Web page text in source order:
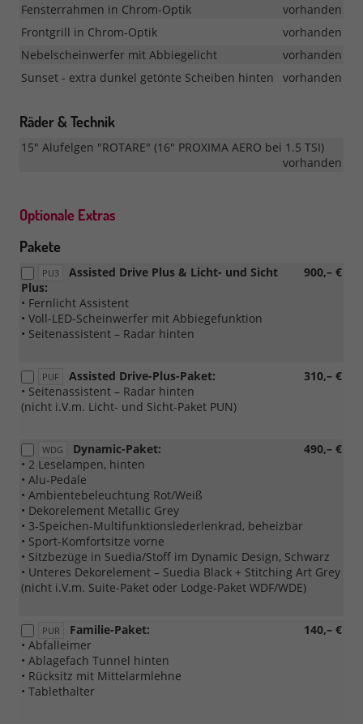
Fensterrahmen in Chrom-Optik
vorhanden
Frontgrill in Chrom-Optik
vorhanden
Nebelscheinwerfer mit Abbiegelicht
vorhanden
Sunset - extra dunkel getönte Scheiben hinten
vorhanden
Räder & Technik
15" Alufelgen "ROTARE" (16" PROXIMA AERO bei 1.5 TSI)
vorhanden
Optionale Extras
Pakete
PU3 900,– €
Assisted Drive Plus & Licht- und Sicht
Plus:
• Fernlicht Assistent
• Voll-LED-Scheinwerfer mit Abbiegefunktion
• Seitenassistent – Radar hinten
PUF 310,– €
Assisted Drive-Plus-Paket:
• Seitenassistent – Radar hinten
(nicht i.V.m. Licht- und Sicht-Paket PUN)
WDG 490,– €
Dynamic-Paket:
• 2 Leselampen, hinten
• Alu-Pedale
• Ambientebeleuchtung Rot/Weiß
• Dekorelement Metallic Grey
• 3-Speichen-Multifunktionslederlenkrad, beheizbar
• Sport-Komfortsitze vorne
• Sitzbezüge in Suedia/Stoff im Dynamic Design, Schwarz
• Unteres Dekorelement – Suedia Black + Stitching Art Grey
(nicht i.V.m. Suite-Paket oder Lodge-Paket WDF/WDE)
PUR 140,– €
Familie-Paket:
• Abfalleimer
• Ablagefach Tunnel hinten
• Rücksitz mit Mittelarmlehne
• Tablethalter